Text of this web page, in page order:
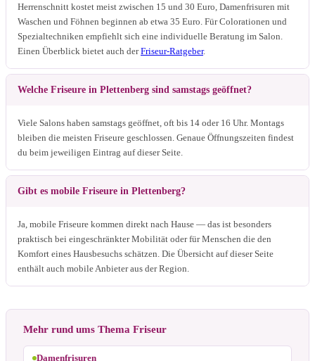
Herrenschnitt kostet meist zwischen 15 und 30 Euro, Damenfrisuren mit
Waschen und Föhnen beginnen ab etwa 35 Euro. Für Colorationen und
Spezialtechniken empfiehlt sich eine individuelle Beratung im Salon.
Einen Überblick bietet auch derFriseur-Ratgeber.
Welche Friseure in Plettenberg sind samstags geöffnet?
Viele Salons haben samstags geöffnet, oft bis 14 oder 16 Uhr. Montags
bleiben die meisten Friseure geschlossen. Genaue Öffnungszeiten findest
du beim jeweiligen Eintrag auf dieser Seite.
Gibt es mobile Friseure in Plettenberg?
Ja, mobile Friseure kommen direkt nach Hause — das ist besonders
praktisch bei eingeschränkter Mobilität oder für Menschen die den
Komfort eines Hausbesuchs schätzen. Die Übersicht auf dieser Seite
enthält auch mobile Anbieter aus der Region.
Mehr rund ums Thema Friseur
Damenfrisuren